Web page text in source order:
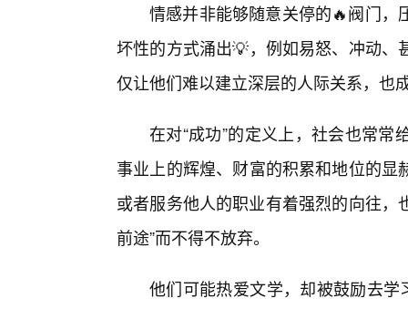
情感并非能够随意关停的🔥阀门，
坏性的方式涌出💡，例如易怒、冲动
仅让他们难以建立深层的人际关系，也
在对“成功”的定义上，社会也常
事业上的辉煌、财富的积累和地位的
或者服务他人的职业有着强烈的向往，
前途”而不得不放弃。
他们可能热爱文学，却被鼓励去学